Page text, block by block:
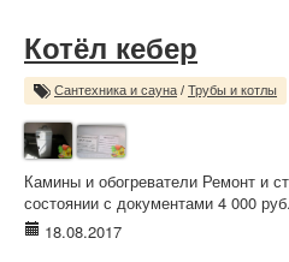
Котёл кебер
Сантехника и сауна / Трубы и котлы
Камины и обогреватели Ремонт и
состоянии с документами 4 000 руб.
18.08.2017